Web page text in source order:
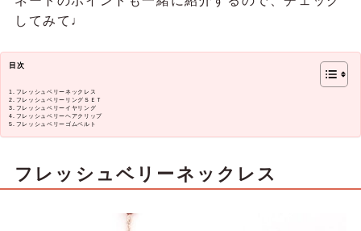
してみて♩
目次
フレッシュベリーネックレス
フレッシュベリーリングＳＥＴ
フレッシュベリーイヤリング
フレッシュベリーヘアクリップ
フレッシュベリーゴムベルト
フレッシュベリーネックレス